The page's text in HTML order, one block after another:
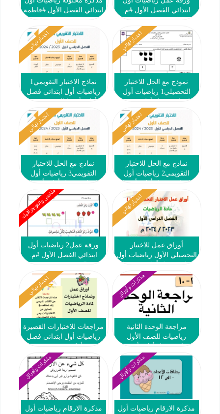
ابتدائي الفصل الأول #م.
ابتدائي الفصل الأول #فاطمة
2024
اختبار نهائي
نموذج مع الحل للاختبار
التحصيلي1 رياضيات أول
2024
اختبار نهائي
نماذج الاختبار التقويمي1
رياضيات أول ابتدائي فصل
2024
اختبار نهائي
نماذج مع الحل للاختبار
التقويمي2 رياضيات أول
العنزي 2023 2024
اختبار نهائي
نماذج مع الحل للاختبار
التقويمي3 رياضيات أول
العنزي 2023 2024
اختبار نهائي
أوراق عمل للاختبار
التحصيلي الأول رياضيات أول
بن عفان 2023 2024
ملخص وانفوجرافيك
ورقة عمل2 رياضيات أول
ابتدائي الفصل الأول #م.
مذكرات وأوراق
مراجعة الوحدة الثانية
رياضيات للصف الأول
المياس
اختبار نهائي
مراجعات للاختبارات القصيرة
رياضيات أول ابتدائي فصل
مذكرات وأوراق
مذكرة الارقام رياضيات أول
مذكرات وأوراق
مذكرة الارقام رياضيات أول